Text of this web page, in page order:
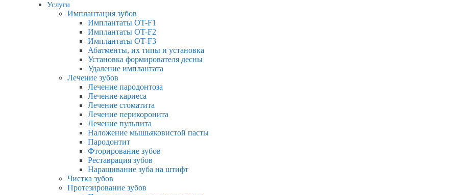
Услуги
Имплантация зубов
Имплантаты OT-F1
Имплантаты OT-F2
Имплантаты OT-F3
Абатменты, их типы и установка
Установка формирователя десны
Удаление имплантата
Лечение зубов
Лечение пародонтоза
Лечение кариеса
Лечение стоматита
Лечение перикоронита
Лечение пульпита
Наложение мышьяковистой пасты
Пародонтит
Фторирование зубов
Реставрация зубов
Наращивание зуба на штифт
Чистка зубов
Протезирование зубов